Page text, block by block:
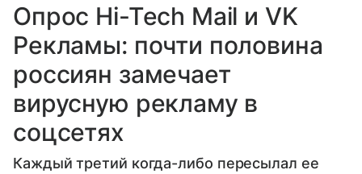
Опрос Hi-Tech Mail и VK
Рекламы: почти половина
россиян замечает
вирусную рекламу в
соцсетях
Каждый третий когда-либо пересылал ее